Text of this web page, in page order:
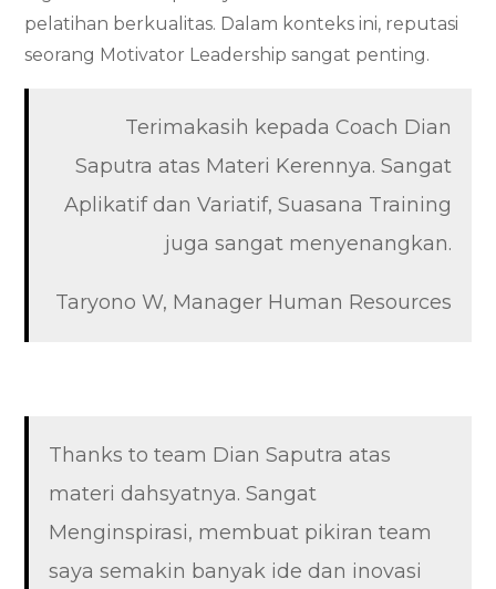
pelatihan berkualitas. Dalam konteks ini, reputasi
seorang Motivator Leadership sangat penting.
Terimakasih kepada Coach Dian
Saputra atas Materi Kerennya. Sangat
Aplikatif dan Variatif, Suasana Training
juga sangat menyenangkan.
Taryono W, Manager Human Resources
Thanks to team Dian Saputra atas
materi dahsyatnya. Sangat
Menginspirasi, membuat pikiran team
saya semakin banyak ide dan inovasi